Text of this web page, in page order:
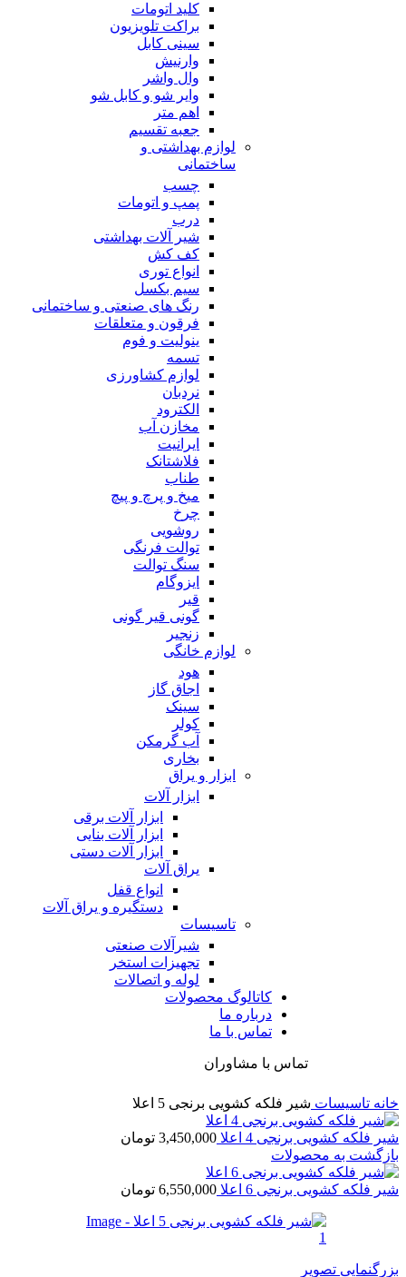
کلید اتومات
براکت تلویزیون
سینی کابل
وارنیش
وال واشر
وایر شو و کابل شو
اهم متر
جعبه تقسیم
لوازم بهداشتی و
ساختمانی
چسب
پمپ و اتومات
درب
شیر آلات بهداشتی
کف کش
انواع توری
سیم بکسل
رنگ های صنعتی و ساختمانی
فرقون و متعلقات
ینولیت و فوم
تسمه
لوازم کشاورزی
نردبان
الکترود
مخازن آب
ایرانیت
فلاشتانک
طناب
میخ و پرچ و پیچ
چرخ
روشویی
توالت فرنگی
سنگ توالت
ایزوگام
قیر
گونی قیر گونی
زنجیر
لوازم خانگی
هود
اجاق گاز
سینک
کولر
آب گرمکن
بخاری
ابزار و یراق
ابزار آلات
ابزار آلات برقی
ابزار آلات بنایی
ابزار آلات دستی
یراق آلات
انواع قفل
دستگیره و یراق آلات
تاسیسات
شیرآلات صنعتی
تجهیزات استخر
لوله و اتصالات
کاتالوگ محصولات
درباره ما
تماس با ما
تماس با مشاوران
خانه تاسیسات شیر فلکه کشویی برنجی 5 اعلا
شیر فلکه کشویی برنجی 4 اعلا 3,450,000 تومان
بازگشت به محصولات
شیر فلکه کشویی برنجی 6 اعلا 6,550,000 تومان
بزرگنمایی تصویر